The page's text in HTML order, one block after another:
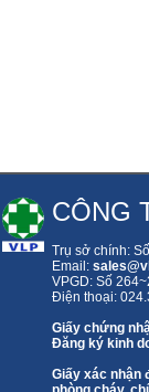
CÔNG
Trụ sở chính:
Email: sales
VPGD: Số
Điện thoại:
Giấy chứng
Đăng ký kinh
Giấy xác nhận